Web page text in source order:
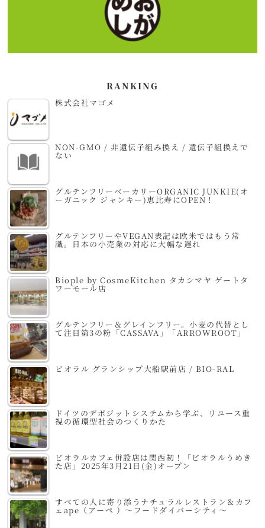
RANKING
株式会社マゴメ
NON-GMO / 非遺伝子組み換え / 遺伝子組換えで
ない
グルテンフリーベーカリーORGANIC JUNKIE(オ
ーガニック ジャンキー)恵比寿にOPEN！
グルテンフリーやVEGAN表記は欧米ではもう常
識。日本の小売業の対応に大幅な遅れ
Biople by CosmeKitchen タカシマヤ ゲートタ
ワーモール店
グルテンフリー＆グレインフリー。小麦の代替とし
て注目第3の粉「CASSAVA」「ARROWROOT」
ビオラル グランシップ大船駅前店 / BIO-RAL
ドイツのデポジットシステムから学ぶ、リユース重
視の循環型社会のつくりかた
ビオラルカフェ併設店は関西初！「ビオラルうめき
た店」2025年3月21日(金)オープン
すべての人に寄り添うナチュラルレストラン＆カフ
ェape（アーペ ）～フードダイバーシティ～